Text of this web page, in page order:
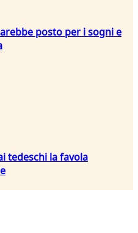
posto per i sogni e
tedeschi la favola